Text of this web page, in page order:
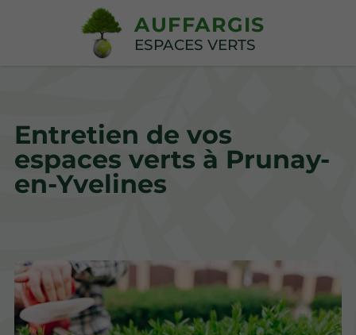
AUFFARGIS
ESPACES VERTS
Entretien de vos
espaces verts à Prunay-
en-Yvelines